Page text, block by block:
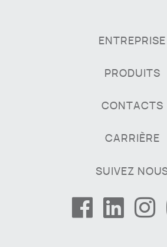
ENTREPRISE
PRODUITS
CONTACTS
CARRIÈRE
SUIVEZ